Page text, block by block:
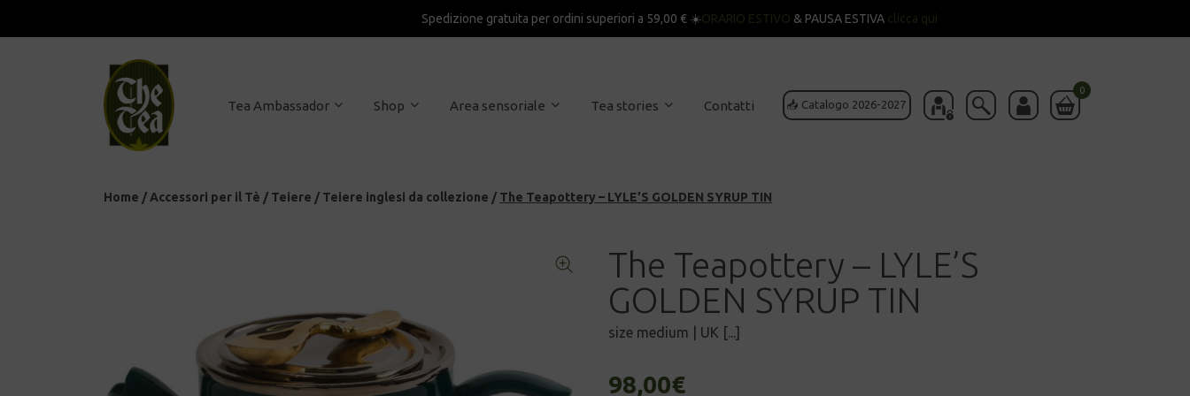
Spedizione gratuita per ordini superiori a 59,00 € ☀️ORARIO ESTIVO & PAUSA ESTIVA clicca qui
📥 Catalogo 2026-2027
0
Tea Ambassador Shop Area sensoriale Tea stories Contatti
Home / Accessori per il Tè / Teiere / Teiere inglesi da collezione / The Teapottery – LYLE’S GOLDEN SYRUP TIN
The Teapottery – LYLE’S
GOLDEN SYRUP TIN
size medium | UK [...]
98,00€